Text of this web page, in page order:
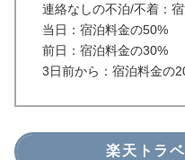
連絡なしの不泊/不着：
当日：宿泊料金の50%
前日：宿泊料金の30%
3日前から：宿泊料金の
楽天トラ